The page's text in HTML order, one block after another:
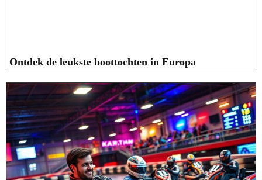
Ontdek de leukste boottochten in Europa